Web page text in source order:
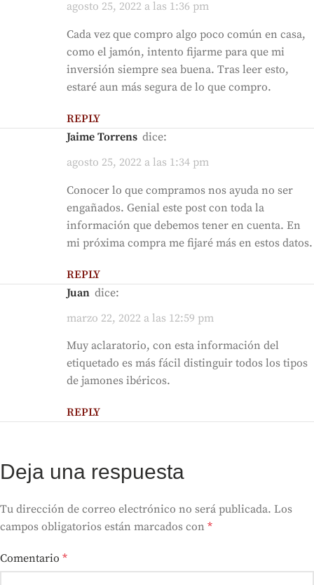
agosto 25, 2022 a las 1:36 pm
Cada vez que compro algo poco común en casa,
como el jamón, intento fijarme para que mi
inversión siempre sea buena. Tras leer esto,
estaré aun más segura de lo que compro.
REPLY
Jaime Torrens dice:
agosto 25, 2022 a las 1:34 pm
Conocer lo que compramos nos ayuda no ser
engañados. Genial este post con toda la
información que debemos tener en cuenta. En
mi próxima compra me fijaré más en estos datos.
REPLY
Juan dice:
marzo 22, 2022 a las 12:59 pm
Muy aclaratorio, con esta información del
etiquetado es más fácil distinguir todos los tipos
de jamones ibéricos.
REPLY
Deja una respuesta
Tu dirección de correo electrónico no será publicada. Los
campos obligatorios están marcados con *
Comentario *